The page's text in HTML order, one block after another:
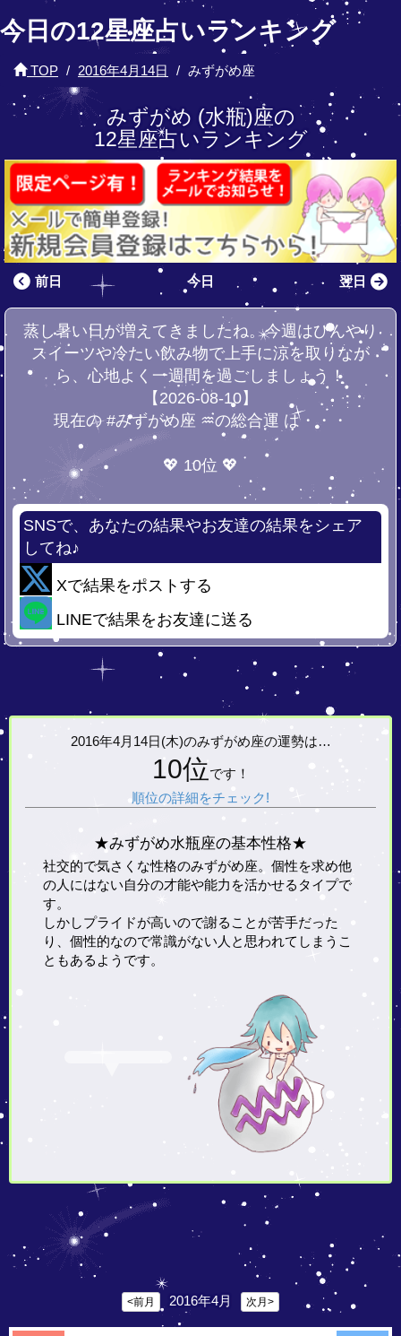
今日の12星座占いランキング
TOP 2016年4月14日 みずがめ座
みずがめ (水瓶)座の
12星座占いランキング
前日 今日 翌日
蒸し暑い日が増えてきましたね。今週はひんやり
スイーツや冷たい飲み物で上手に涼を取りなが
ら、心地よく一週間を過ごしましょう！
【2026-08-10】
現在の #みずがめ座 ♒の総合運 は・・・
💖 10位 💖
SNSで、あなたの結果やお友達の結果をシェア
してね♪
Xで結果をポストする
LINEで結果をお友達に送る
2016年4月14日(木)のみずがめ座の運勢は…
10位です！
順位の詳細をチェック!
★みずがめ水瓶座の基本性格★
社交的で気さくな性格のみずがめ座。個性を求め他
の人にはない自分の才能や能力を活かせるタイプで
す。
しかしプライドが高いので謝ることが苦手だった
り、個性的なので常識がない人と思われてしまうこ
ともあるようです。
<前月 2016年4月 次月>